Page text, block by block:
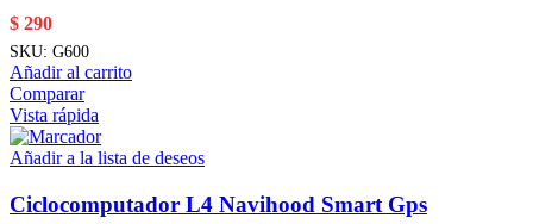
$ 290
SKU: G600
Añadir al carrito
Comparar
Vista rápida
Añadir a la lista de deseos
Ciclocomputador L4 Navihood Smart Gps